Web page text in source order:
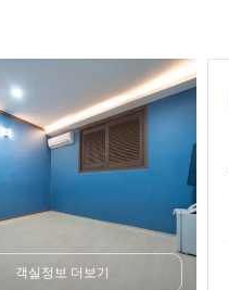
객실정보 더보기